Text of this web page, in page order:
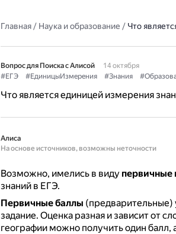
Главная/ Наука и образование / Что
Вопрос для Поиска с Алисой
14 октября
#ЕГЭ
#ЕдиницыИзмерения #Знания
Что является единицей измерения
Алиса
На основе источников, возможны неточности
Возможно, имелись в виду первичные
знаний в ЕГЭ.
Первичные баллы (предварительные)
задание. Оценка разная и зависит от
географии можно получить один балл,